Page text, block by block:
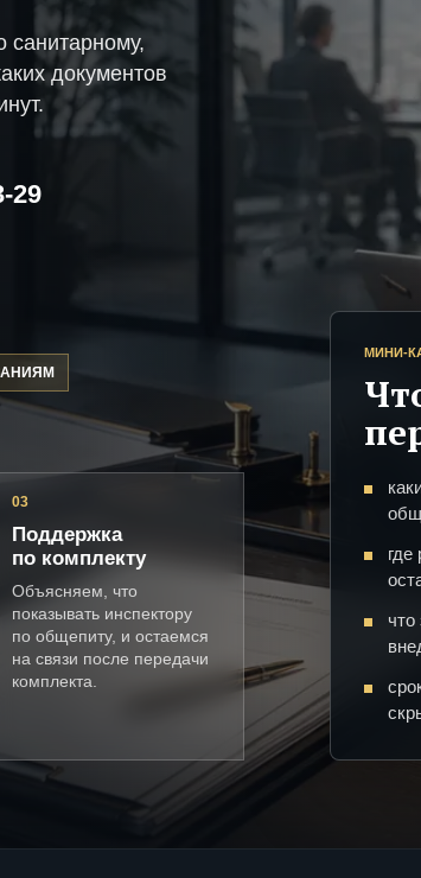
документов
29
03
Поддержка
по комплекту
Объясняем, что
показывать инспектору
по общепиту, и остаемся
на связи после передачи
комплекта.
МИНИ-